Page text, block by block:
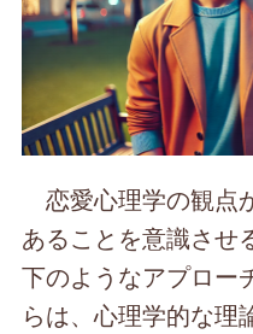
恋愛心理学の観点
あることを意識させ
下のようなアプロー
らは、心理学的な理